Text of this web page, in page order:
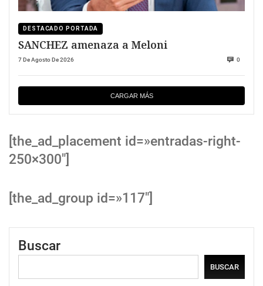
DESTACADO PORTADA
SANCHEZ amenaza a Meloni
7 De Agosto De 2026 0
CARGAR MÁS
[the_ad_placement id=»entradas-right-
250×300″]
[the_ad_group id=»117″]
Buscar
BUSCAR